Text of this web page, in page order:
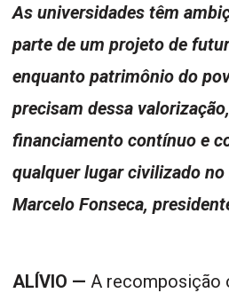
As universidades têm
parte de um projeto de
enquanto patrimônio do
precisam dessa
financiamento contínuo e
qualquer lugar civilizado no
Marcelo Fonseca,
ALÍVIO — A recomposição